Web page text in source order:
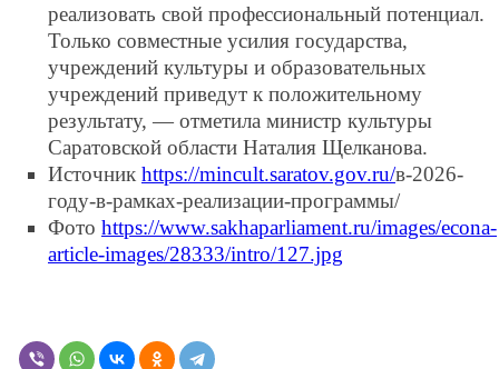
реализовать свой профессиональный потенциал.
Только совместные усилия государства,
учреждений культуры и образовательных
учреждений приведут к положительному
результату, — отметила министр культуры
Саратовской области Наталия Щелканова.
Источник https://mincult.saratov.gov.ru/в-2026-
году-в-рамках-реализации-программы/
Фото https://www.sakhaparliament.ru/images/econa-
article-images/28333/intro/127.jpg